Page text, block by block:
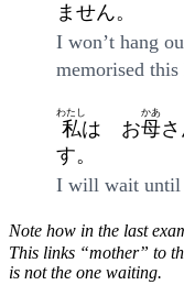
ません。
I won’t hang
memorised
私
わたし
は お母
かあ
す。
I will wait until
Note how in the last
This links “mother” to
is not the one waiting.